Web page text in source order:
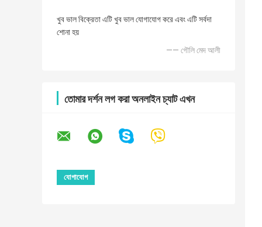
খুব ভাল বিক্রেতা এটি খুব ভাল যোগাযোগ করে এবং এটি সর্বদা
শোনা হয়
—— গৌলি মেদ আলী
তোমার দর্শন লগ করা অনলাইন চ্যাট এখন